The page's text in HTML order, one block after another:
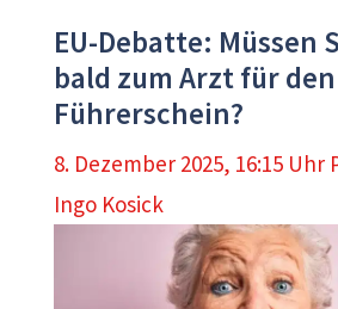
EU-Debatte: Müssen
bald zum Arzt für den
Führerschein?
8. Dezember 2025, 16:15 Uhr
Ingo Kosick